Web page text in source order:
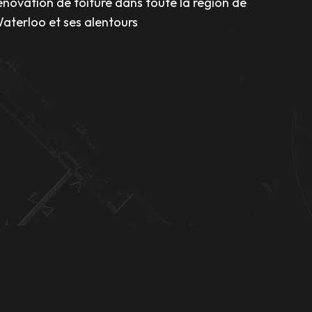
et ses alentours